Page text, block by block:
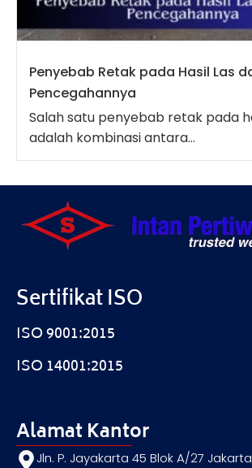
Penyebab Retak pada Hasil Las
Pencegahannya
Salah satu penyebab retak pada
adalah kombinasi antara...
Sertifikat ISO
ISO 9001:2015
ISO 14001:2015
Alamat Kantor
Jln. P. Jayakarta 45 Blok A/27 Jakarta,